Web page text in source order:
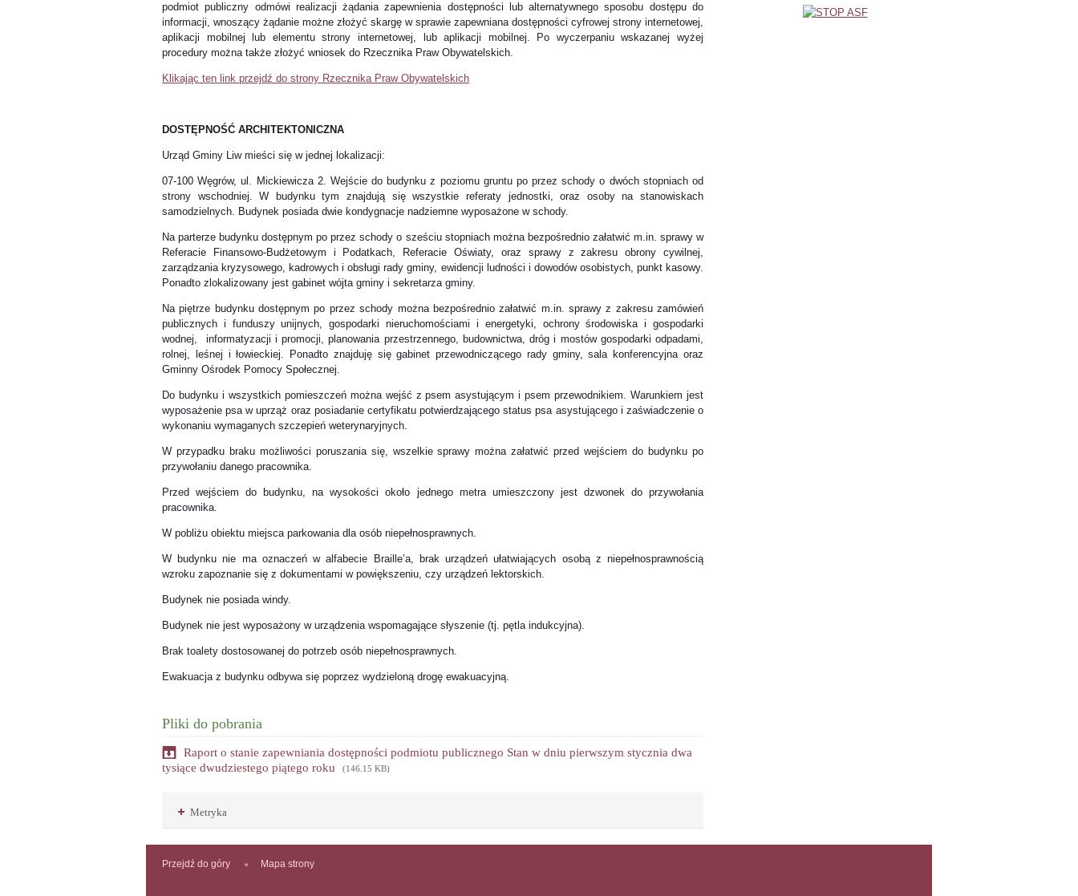
podmiot publiczny odmówi realizacji żądania zapewnienia dostępności lub alternatywnego sposobu dostępu do
informacji, wnoszący żądanie możne złożyć skargę w sprawie zapewniana dostępności cyfrowej strony internetowej,
aplikacji mobilnej lub elementu strony internetowej, lub aplikacji mobilnej. Po wyczerpaniu wskazanej wyżej
procedury można także złożyć wniosek do Rzecznika Praw Obywatelskich.
Klikając ten link przejdź do strony Rzecznika Praw Obywatelskich
DOSTĘPNOŚĆ ARCHITEKTONICZNA
Urząd Gminy Liw mieści się w jednej lokalizacji:
07-100 Węgrów, ul. Mickiewicza 2. Wejście do budynku z poziomu gruntu po przez schody o dwóch stopniach od
strony wschodniej. W budynku tym znajdują się wszystkie referaty jednostki, oraz osoby na stanowiskach
samodzielnych. Budynek posiada dwie kondygnacje nadziemne wyposażone w schody.
Na parterze budynku dostępnym po przez schody o sześciu stopniach można bezpośrednio załatwić m.in. sprawy w
Referacie Finansowo-Budżetowym i Podatkach, Referacie Oświaty, oraz sprawy z zakresu obrony cywilnej,
zarządzania kryzysowego, kadrowych i obsługi rady gminy, ewidencji ludności i dowodów osobistych, punkt kasowy.
Ponadto zlokalizowany jest gabinet wójta gminy i sekretarza gminy.
Na piętrze budynku dostępnym po przez schody można bezpośrednio załatwić m.in. sprawy z zakresu zamówień
publicznych i funduszy unijnych, gospodarki nieruchomościami i energetyki, ochrony środowiska i gospodarki
wodnej, informatyzacji i promocji, planowania przestrzennego, budownictwa, dróg i mostów gospodarki odpadami,
rolnej, leśnej i łowieckiej. Ponadto znajduję się gabinet przewodniczącego rady gminy, sala konferencyjna oraz
Gminny Ośrodek Pomocy Społecznej.
Do budynku i wszystkich pomieszczeń można wejść z psem asystującym i psem przewodnikiem. Warunkiem jest
wyposażenie psa w uprząż oraz posiadanie certyfikatu potwierdzającego status psa asystującego i zaświadczenie o
wykonaniu wymaganych szczepień weterynaryjnych.
W przypadku braku możliwości poruszania się, wszelkie sprawy można załatwić przed wejściem do budynku po
przywołaniu danego pracownika.
Przed wejściem do budynku, na wysokości około jednego metra umieszczony jest dzwonek do przywołania
pracownika.
W pobliżu obiektu miejsca parkowania dla osób niepełnosprawnych.
W budynku nie ma oznaczeń w alfabecie Braille’a, brak urządzeń ułatwiających osobą z niepełnosprawnością
wzroku zapoznanie się z dokumentami w powiększeniu, czy urządzeń lektorskich.
Budynek nie posiada windy.
Budynek nie jest wyposażony w urządzenia wspomagające słyszenie (tj. pętla indukcyjna).
Brak toalety dostosowanej do potrzeb osób niepełnosprawnych.
Ewakuacja z budynku odbywa się poprzez wydzieloną drogę ewakuacyjną.
Pliki do pobrania
Raport o stanie zapewniania dostępności podmiotu publicznego Stan w dniu pierwszym stycznia dwa
tysiące dwudziestego piątego roku
(146.15 KB)
Metryka
Przejdź do góry Mapa strony